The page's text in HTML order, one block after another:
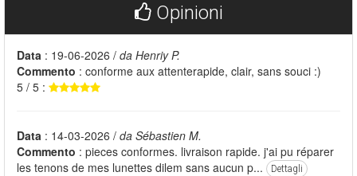
Opinioni
Data : 19-06-2026 / da Henriy P.
Commento : conforme aux attenterapide, clair, sans souci :)
5 / 5 :
Data : 14-03-2026 / da Sébastien M.
Commento : pieces conformes. livraison rapide. j'ai pu réparer
les tenons de mes lunettes dilem sans aucun p...
Dettagli